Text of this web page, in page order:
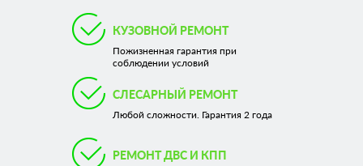
КУЗОВНОЙ РЕМОНТ
Пожизненная гарантия при
соблюдении условий
СЛЕСАРНЫЙ РЕМОНТ
Любой сложности. Гарантия 2 года
РЕМОНТ ДВС И КПП